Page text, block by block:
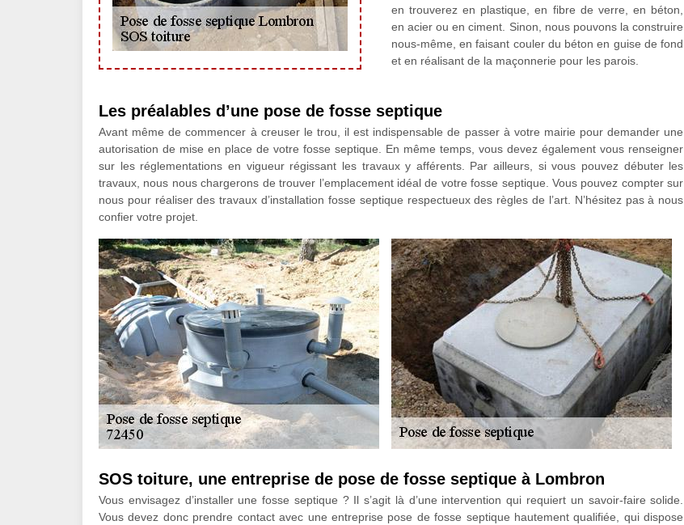
en trouverez en plastique, en fibre de verre, en béton,
en acier ou en ciment. Sinon, nous pouvons la construire
nous-même, en faisant couler du béton en guise de fond
et en réalisant de la maçonnerie pour les parois.
Les préalables d’une pose de fosse septique
Avant même de commencer à creuser le trou, il est indispensable de passer à votre mairie pour demander une
autorisation de mise en place de votre fosse septique. En même temps, vous devez également vous renseigner
sur les réglementations en vigueur régissant les travaux y afférents. Par ailleurs, si vous pouvez débuter les
travaux, nous nous chargerons de trouver l’emplacement idéal de votre fosse septique. Vous pouvez compter sur
nous pour réaliser des travaux d’installation fosse septique respectueux des règles de l’art. N’hésitez pas à nous
confier votre projet.
SOS toiture, une entreprise de pose de fosse septique à Lombron
Vous envisagez d’installer une fosse septique ? Il s’agit là d’une intervention qui requiert un savoir-faire solide.
Vous devez donc prendre contact avec une entreprise pose de fosse septique hautement qualifiée, qui dispose